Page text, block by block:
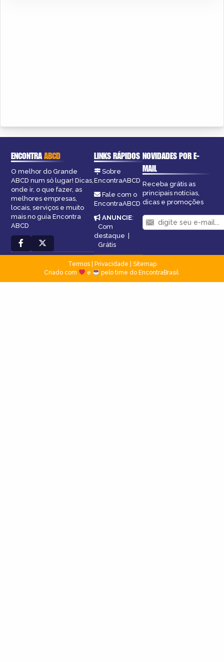
ENCONTRAABCD
O melhor do Grande
ABCD num só lugar! Dicas,
onde ir, o que fazer, as
melhores empresas,
locais, serviços e muito
mais no guia Encontra
ABCD
LINKS RÁPIDOS
Sobre
EncontraABCD
Fale com o
EncontraABCD
ANUNCIE:
Com
destaque |
Grátis
NOVIDADES POR E-
MAIL
Receba grátis as
principais notícias,
dicas e promoções
Termos| Privacidade
Sitemap
Criado com
e pelo time do EncontraBrasil